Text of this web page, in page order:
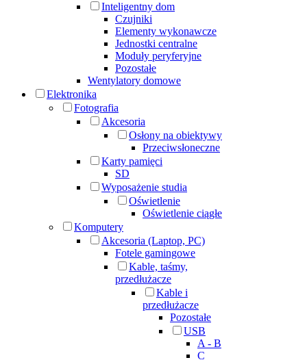
Inteligentny dom
Czujniki
Elementy wykonawcze
Jednostki centralne
Moduły peryferyjne
Pozostałe
Wentylatory domowe
Elektronika
Fotografia
Akcesoria
Osłony na obiektywy
Przeciwsłoneczne
Karty pamięci
SD
Wyposażenie studia
Oświetlenie
Oświetlenie ciągłe
Komputery
Akcesoria (Laptop, PC)
Fotele gamingowe
Kable, taśmy,
przedłużacze
Kable i
przedłużacze
Pozostałe
USB
A - B
C